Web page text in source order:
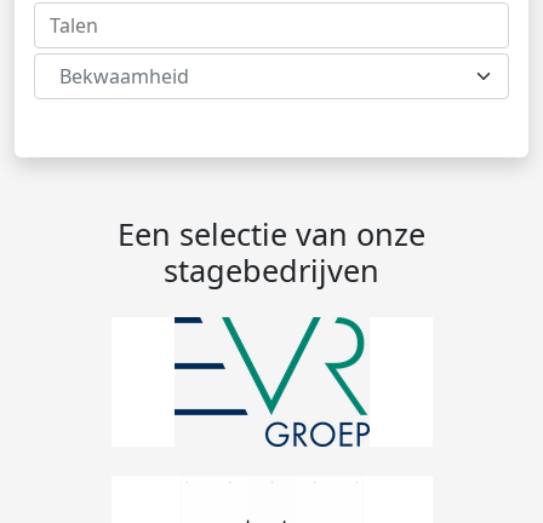
Bekwaamheid
Een selectie van onze
stagebedrijven